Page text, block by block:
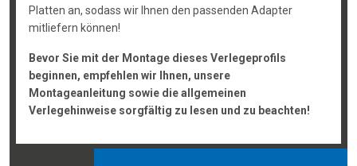
Platten an, sodass wir Ihnen den passenden Adapter
mitliefern können!
Bevor Sie mit der Montage dieses Verlegeprofils
beginnen, empfehlen wir Ihnen, unsere
Montageanleitung sowie die allgemeinen
Verlegehinweise sorgfältig zu lesen und zu beachten!